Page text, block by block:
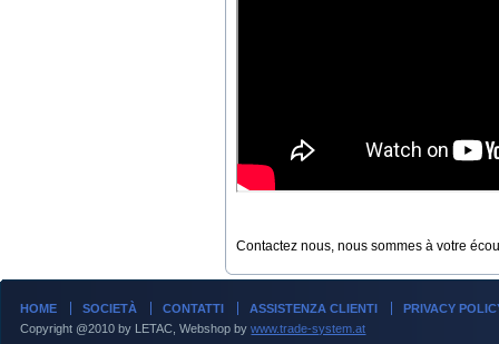
Contactez nous, nous sommes à votre
HOME SOCIETÀ CONTATTI ASSISTENZA CLIENTI
PRIVACY
Copyright @2010 by LETAC, Webshop bywww.trade-system.at